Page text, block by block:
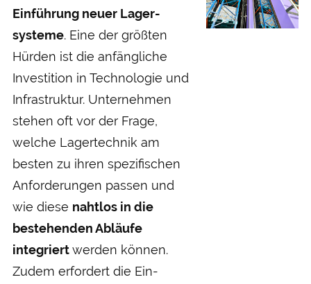
Ein­führung neuer Lager­
systeme. Eine der größten
Hürden ist die an­fängliche
Investition in Technologie und
Infra­struktur. Unter­nehmen
stehen oft vor der Frage,
welche Lager­technik am
besten zu ihren spezifischen
An­forderungen passen und
wie diese naht­los in die
bestehenden Abläufe
integriertwerden können.
Zudem erfordert die Ein­